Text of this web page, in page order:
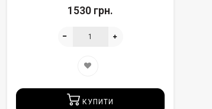
1530 грн.
КУПИТИ